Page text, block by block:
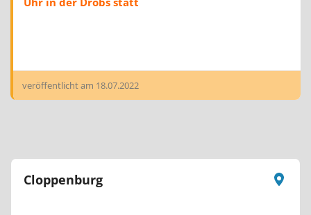
veröffentlicht am 18.07.2022
Cloppenburg